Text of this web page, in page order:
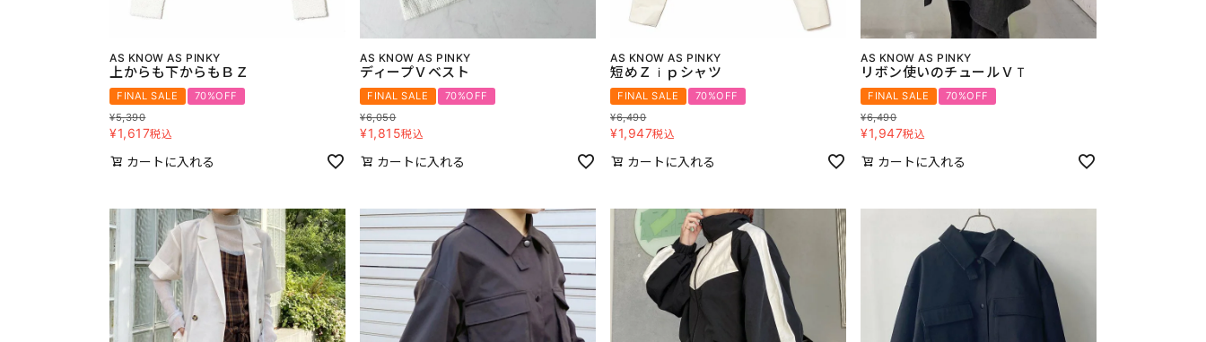
AS KNOW AS PINKY
上からも下からもＢＺ
FINAL SALE
70%OFF
¥5,390
¥1,617税込
カートに入れる
AS KNOW AS PINKY
ディープＶベスト
FINAL SALE
70%OFF
¥6,050
¥1,815税込
カートに入れる
AS KNOW AS PINKY
短めＺｉｐシャツ
FINAL SALE
70%OFF
¥6,490
¥1,947税込
カートに入れる
AS KNOW AS PINKY
リボン使いのチュールＶＴ
FINAL SALE
70%OFF
¥6,490
¥1,947税込
カートに入れる